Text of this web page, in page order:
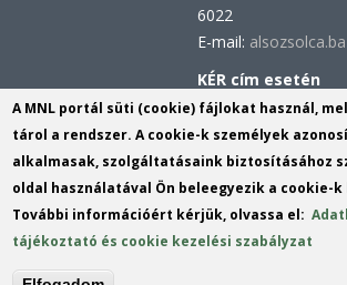
6022
E-mail:
KÉR cím esetén
KRID azonosító:
KÉR azonosító:
Hivatali kapu cím:
KRID azonosító:
A MNL portál süti (cookie) fájlokat használ,
tárol a rendszer. A cookie-k személyek
alkalmasak, szolgáltatásaink biztosításához
oldal használatával Ön beleegyezik a cookie-
További információért kérjük, olvassa el:
tájékoztató és cookie kezelési szabályzat